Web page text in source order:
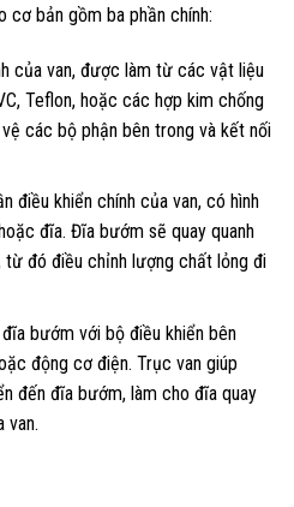
bản gồm ba phần chính:
của van, được làm từ các vật liệu
Teflon, hoặc các hợp kim chống
các bộ phận bên trong và kết nối
điều khiển chính của van, có hình
đĩa. Đĩa bướm sẽ quay quanh
đó điều chỉnh lượng chất lỏng đi
bướm với bộ điều khiển bên
động cơ điện. Trục van giúp
đến đĩa bướm, làm cho đĩa quay
van.